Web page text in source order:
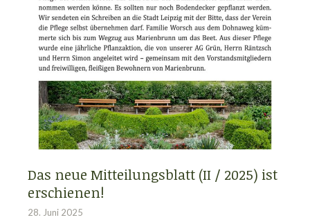
Das neue Mitteilungsblatt (II / 2025) ist
erschienen!
28. Juni 2025